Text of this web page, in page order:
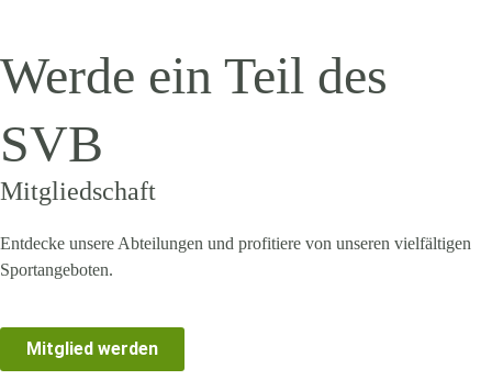
Werde ein Teil des
SVB
Mitgliedschaft
Entdecke unsere Abteilungen und profitiere von unseren vielfältigen
Sportangeboten.
Mitglied werden